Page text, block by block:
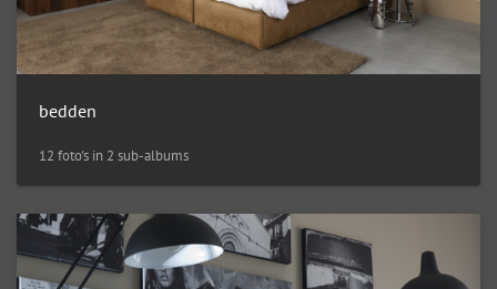
bedden
12 foto's in 2 sub-albums